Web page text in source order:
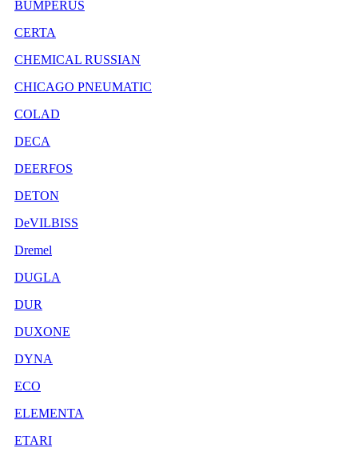
BUMPERUS
CERTA
CHEMICAL RUSSIAN
CHICAGO PNEUMATIC
COLAD
DECA
DEERFOS
DETON
DeVILBISS
Dremel
DUGLA
DUR
DUXONE
DYNA
ECO
ELEMENTA
ETARI